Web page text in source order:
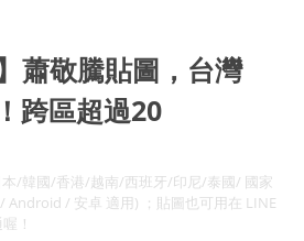
蕭敬騰貼圖，台灣
跨區超過20
本/韓國/香港/越南/西班牙/印尼/泰國/ 國家
Android / 安卓 適用) ；貼圖也可用在 LINE
！